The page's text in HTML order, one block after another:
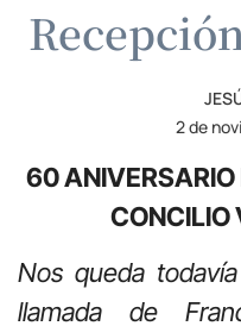
2 de
60 ANIVERSARIO
CONCILIO
Nos queda
llamada de